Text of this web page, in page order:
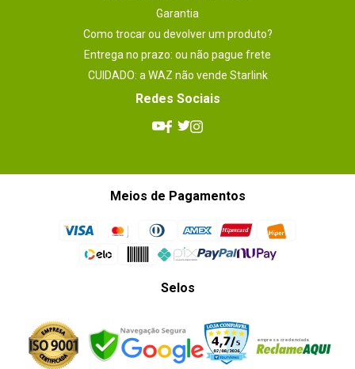
Garantia
Como trocar ou devolver um produto?
Entrega no prazo: ou não pague frete
CUIDADO: a WAZ não vende Starlink
Redes Sociais
Meios de Pagamentos
Selos